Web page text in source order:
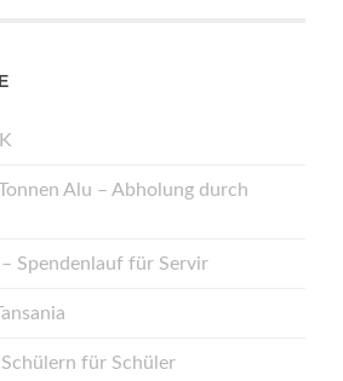
Alu – Abholung durch
Spendenlauf für Servir
für Schüler